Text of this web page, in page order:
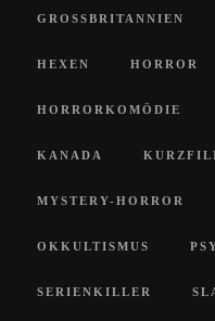
GROSSBRITANNIEN
HEXEN HORROR
HORRORKOMÖDIE
KANADA
MYSTERY-HORROR
OKKULTISMUS
SERIENKILLER